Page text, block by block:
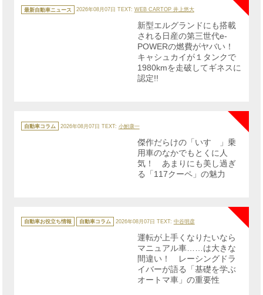
テ
ゴ
最新自動車ニュース 2026年08月07日 TEXT: WEB CARTOP 井上悠大
新型エルグランドにも搭載
される日産の第三世代e-
POWERの燃費がヤバい！
キャシュカイが１タンクで
1980kmを走破してギネスに
認定!!
テ
ゴ
自動車コラム 2026年08月07日 TEXT: 小鮒康一
傑作だらけの「いすゞ」乗
用車のなかでもとくに人
気！ あまりにも美し過ぎ
る「117クーペ」の魅力
テ
ゴ
自動車お役立ち情報 自動車コラム 2026年08月07日 TEXT: 中谷明彦
運転が上手くなりたいなら
マニュアル車……は大きな
間違い！ レーシングドラ
イバーが語る「基礎を学ぶ
オートマ車」の重要性